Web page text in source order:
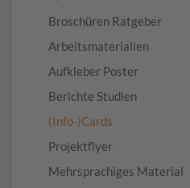
Broschüren Ratgeber
Arbeitsmaterialien
Aufkleber Poster
Berichte Studien
(Info-)Cards
Projektflyer
Mehrsprachiges Material